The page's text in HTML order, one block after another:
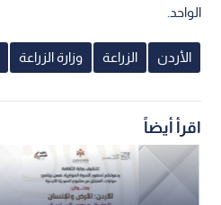
الواحد.
الأردن الزراعة وزارة الزراعة
اقرأ أيضاً